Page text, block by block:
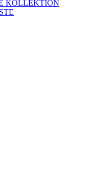
KOLLEKTION